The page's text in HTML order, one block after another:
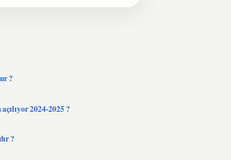
?
2024-2025 ?
?